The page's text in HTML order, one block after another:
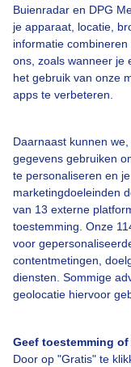
Buienradar en DPG
je apparaat, locatie,
informatie
ons, zoals wanneer je
het gebruik van onze
apps te verbeteren.
Daarnaast kunnen
gegevens gebruiken
te personaliseren en
marketingdoeleinden
van 13 externe
toestemming. Onze
voor
contentmetingen,
diensten. Sommige
geolocatie hiervoor
Geef toestemming
Door op "Gratis" te
#blauwelucht
Over